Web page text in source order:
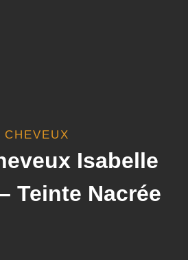
Isabelle
Teinte Nacrée